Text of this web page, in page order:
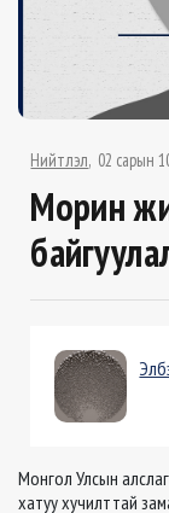
Нийтлэл 02 сарын
Морин
Монгол Улсын
хатуу хучилттай